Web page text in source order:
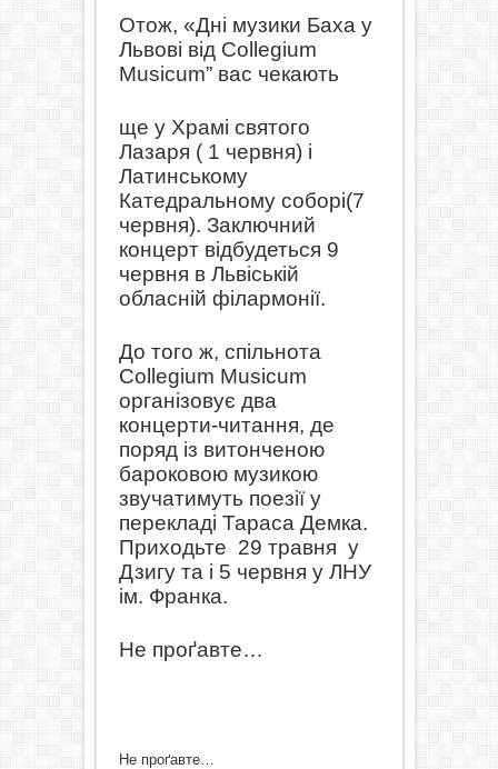
Отож, «Дні музики Баха у
Львові від Collegium
Musicum” вас чекають
ще у Храмі святого
Лазаря ( 1 червня) і
Латинському
Катедральному соборі(7
червня). Заключний
концерт відбудеться 9
червня в Львіській
обласній філармонії.
До того ж, спільнота
Collegium Musicum
організовує два
концерти-читання, де
поряд із витонченою
бароковою музикою
звучатимуть поезії у
перекладі Тараса Демка.
Приходьте 29 травня у
Дзигу та і 5 червня у ЛНУ
ім. Франка.
Не проґавте…
Не проґавте…